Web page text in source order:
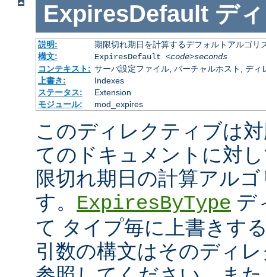
ExpiresDefault デ
説明:
期限切れ期日を計算するデフォルトアルゴリ
構文:
ExpiresDefault <code>seconds
コンテキスト: サーバ設定ファイル, バーチャルホスト, ディ
上書き:
Indexes
ステータス:
Extension
モジュール:
mod_expires
このディレクティブは
てのドキュメントに対
限切れ期日の計算アル
す。 ExpiresByType デ
て タイプ毎に上書きす
引数の構文はそのディ